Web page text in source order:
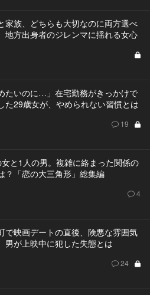
家族、どちらも大切なのに両方選べ
地方出身者のジレンマに揺れる女心
たいのに…」在宅勤務がきっかけで
た29歳女が、やめられない習慣とは
19
と1人の男。複雑に絡まった関係の
？「恋の大三角形」総集編
4
で映画デートの直後、険悪な雰囲気
男が上映中に犯した失態とは
24